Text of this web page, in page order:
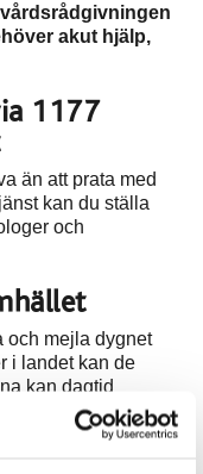
akut hjälp,
1177
än att prata med
kan du ställa
och
och mejla dygnet
i landet kan de
kan dagtid
för